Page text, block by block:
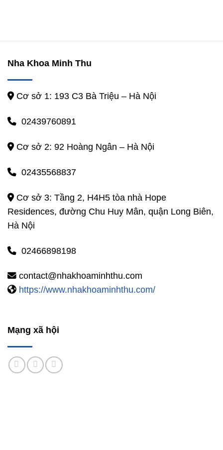
Nha Khoa Minh Thu
Cơ sở 1: 193 C3 Bà Triệu – Hà Nội
02439760891
Cơ sở 2: 92 Hoàng Ngân – Hà Nội
02435568837
Cơ sở 3: Tầng 2, H4H5 tòa nhà Hope
Residences, đường Chu Huy Mân, quận Long Biên,
Hà Nội
02466898198
contact@nhakhoaminhthu.com
https://www.nhakhoaminhthu.com/
Mạng xã hội